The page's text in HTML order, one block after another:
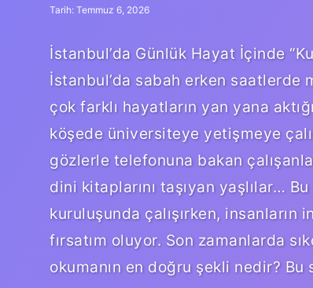
Tarih: Temmuz 6, 2026
İstanbul’da Günlük Hayat İçinde
İstanbul’da sabah erken
çok farklı hayatların yan yana
köşede üniversiteye yetişmeye
gözlerle telefonuna bakan
dini kitaplarını taşıyan yaşlılar…
kuruluşunda çalışırken,
fırsatım oluyor. Son zamanlarda
okumanın en doğru şekli nedir? Bu